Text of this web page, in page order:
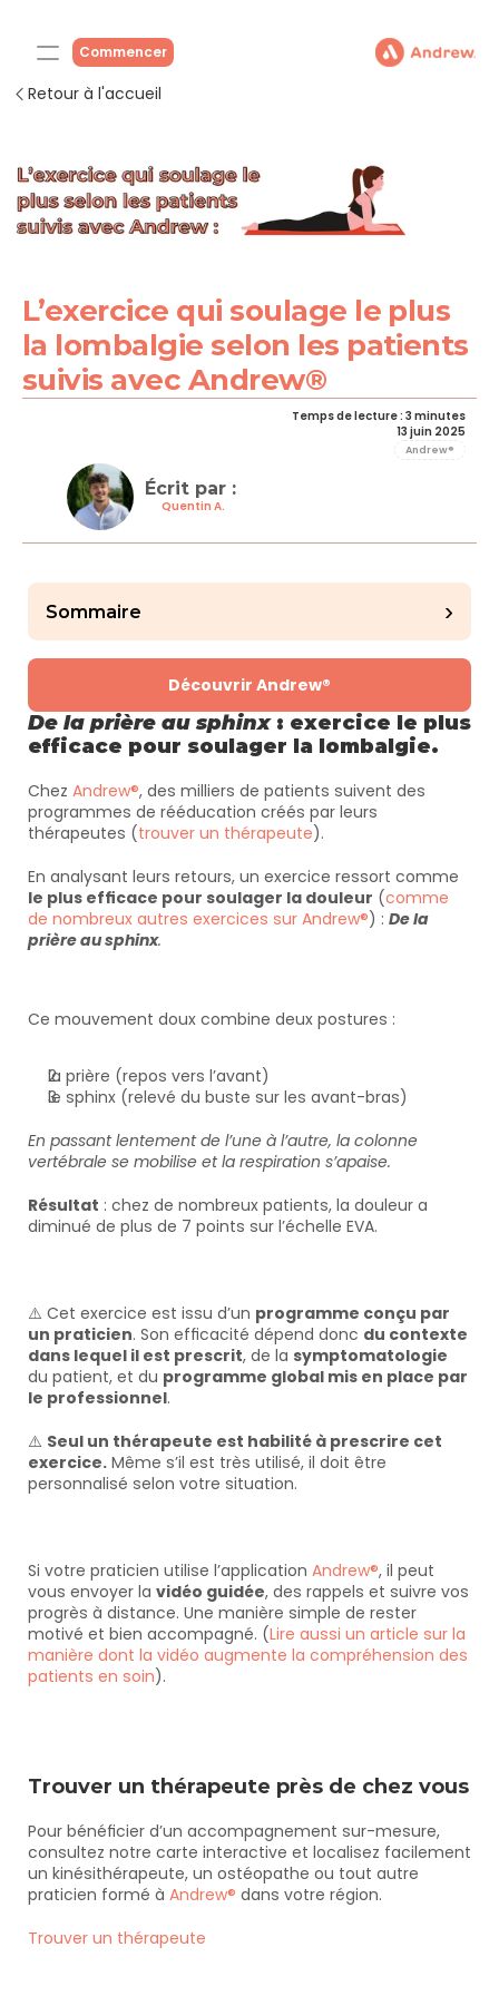
Commencer
Retour à l'accueil
L’exercice qui soulage le plus
la lombalgie selon les patients
suivis avec Andrew®
Temps de lecture : 3 minutes
13 juin 2025
Andrew®
Écrit par :
Quentin A.
Sommaire ›
Découvrir Andrew®
De la prière au sphinx : exercice le plus
efficace pour soulager la lombalgie.
Chez Andrew®, des milliers de patients suivent des
programmes de rééducation créés par leurs
thérapeutes (trouver un thérapeute).
le plus efficace pour soulager la douleur (comme
de nombreux autres exercices sur Andrew®) : De la
prière au sphinx.
Ce mouvement doux combine deux postures :
la prière (repos vers l’avant)
le sphinx (relevé du buste sur les avant-bras)
En passant lentement de l’une à l’autre, la colonne
vertébrale se mobilise et la respiration s’apaise.
Résultat : chez de nombreux patients, la douleur a
diminué de plus de 7 points sur l’échelle EVA.
⚠️ Cet exercice est issu d’un programme conçu par
un praticien. Son efficacité dépend donc du contexte
dans lequel il est prescrit, de la symptomatologie
du patient, et du programme global mis en place par
le professionnel.
⚠️ Seul un thérapeute est habilité à prescrire cet
exercice. Même s’il est très utilisé, il doit être
personnalisé selon votre situation.
Si votre praticien utilise l’application Andrew®, il peut
vous envoyer la vidéo guidée, des rappels et suivre vos
progrès à distance. Une manière simple de rester
motivé et bien accompagné. (Lire aussi un article sur la
manière dont la vidéo augmente la compréhension des
patients en soin).
Trouver un thérapeute près de chez vous
Pour bénéficier d’un accompagnement sur-mesure,
consultez notre carte interactive et localisez facilement
un kinésithérapeute, un ostéopathe ou tout autre
praticien formé à Andrew® dans votre région.
Trouver un thérapeute